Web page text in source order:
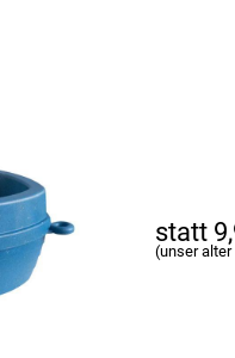
statt
(unser alter